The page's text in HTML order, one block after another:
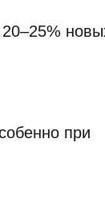
20–25%
при